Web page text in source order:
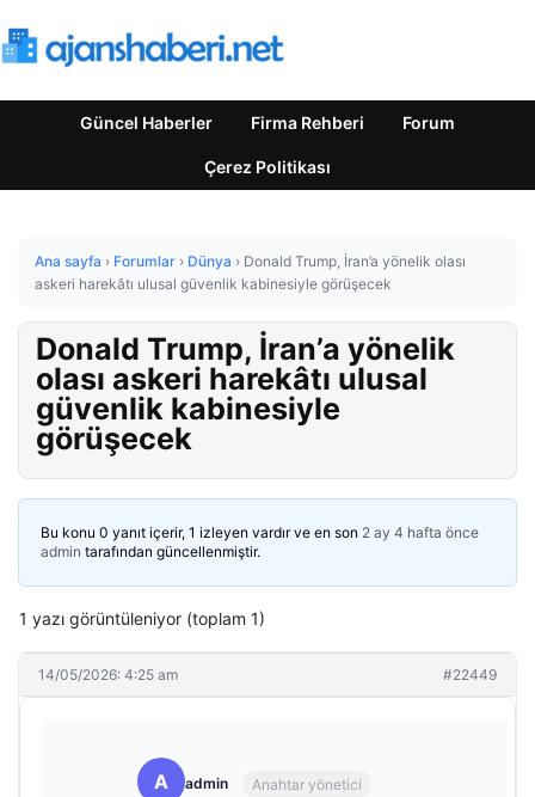
Güncel Haberler Firma Rehberi Forum
Çerez Politikası
Ana sayfa › Forumlar › Dünya › Donald Trump, İran’a yönelik olası
askeri harekâtı ulusal güvenlik kabinesiyle görüşecek
Donald Trump, İran’a yönelik
olası askeri harekâtı ulusal
güvenlik kabinesiyle
görüşecek
Bu konu 0 yanıt içerir, 1 izleyen vardır ve en son 2 ay 4 hafta önce
admin tarafından güncellenmiştir.
1 yazı görüntüleniyor (toplam 1)
14/05/2026: 4:25 am #22449
A admin Anahtar yönetici